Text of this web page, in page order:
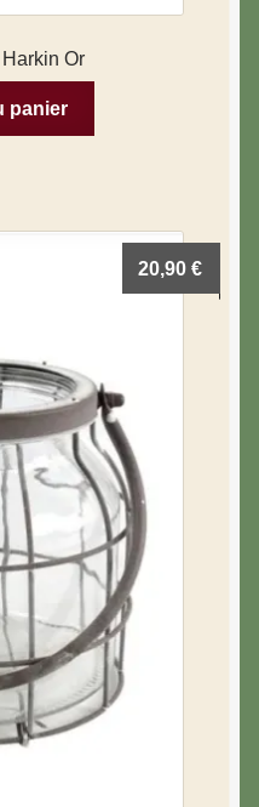
Or
panier
20,90€